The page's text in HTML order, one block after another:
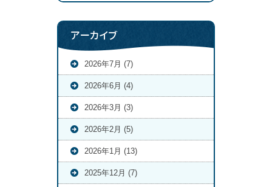
アーカイブ
2026年7月 (7)
2026年6月 (4)
2026年3月 (3)
2026年2月 (5)
2026年1月 (13)
2025年12月 (7)